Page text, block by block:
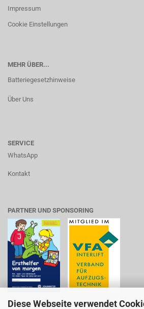
Diese Webseite verwendet
Impressum
Cookie Einstellungen
MEHR ÜBER...
Batteriegesetzhinweise
Über Uns
SERVICE
WhatsApp
Kontakt
PARTNER UND SPONSORING